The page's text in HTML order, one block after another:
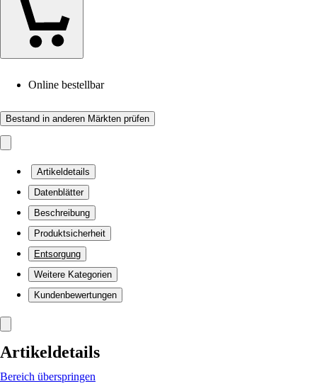
Online bestellbar
Bestand in anderen Märkten prüfen
Artikeldetails
Datenblätter
Beschreibung
Produktsicherheit
Entsorgung
Weitere Kategorien
Kundenbewertungen
Artikeldetails
Bereich überspringen